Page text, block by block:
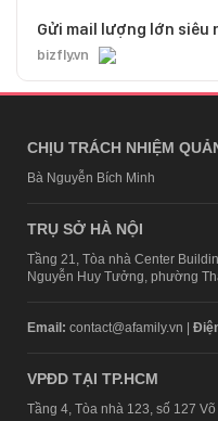
Gửi mail lượng lớn siêu
bizfly.vn
CHỊU TRÁCH NHIỆM
Bà Nguyễn Bích Minh
TRỤ SỞ HÀ NỘI
Tầng 21, Tòa nhà Center
Nguyễn Huy Tưởng, phường
Email: contact@afamily.vn |
VPĐD TẠI TP.HCM
Tầng 4, Tòa nhà 123, số 127